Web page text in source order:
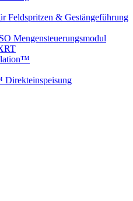
Feldspritzen & Gestängeführung
Mengensteuerungsmodul